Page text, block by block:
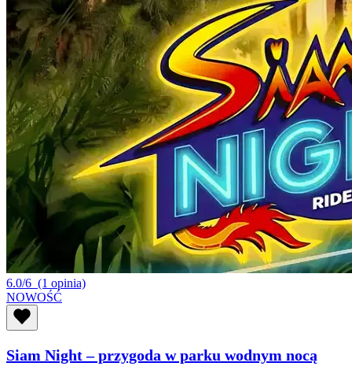
6.0/6 (1 opinia)
NOWOŚĆ
Siam Night – przygoda w parku wodnym nocą